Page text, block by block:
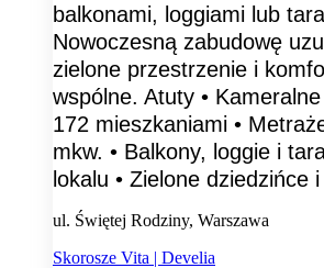
balkonami, loggiami lub
Nowoczesną zabudowę
zielone przestrzenie i
wspólne. Atuty •
172 mieszkaniami •
mkw. • Balkony, loggie i
lokalu • Zielone dziedzińce
ul. Świętej Rodziny, Warszawa
Skorosze Vita | Develia